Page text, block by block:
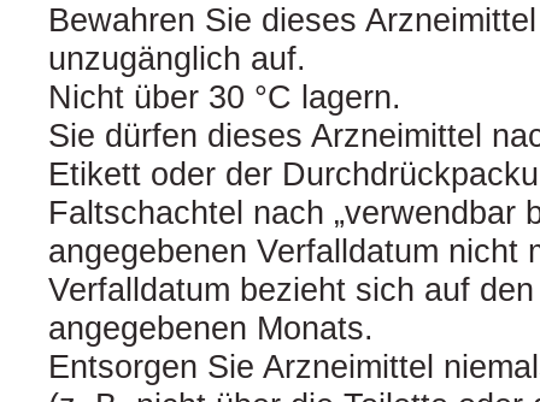
Bewahren Sie dieses
unzugänglich auf.
Nicht über 30 °C lagern.
Sie dürfen dieses Arzneimittel
Etikett oder der
Faltschachtel nach „verwendbar
angegebenen Verfalldatum nicht
Verfalldatum bezieht sich auf
angegebenen Monats.
Entsorgen Sie Arzneimittel